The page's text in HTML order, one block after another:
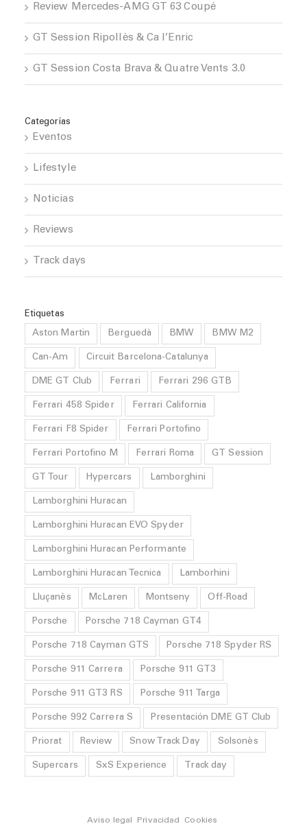
Review Mercedes-AMG GT 63 Coupé
GT Session Ripollès & Ca l’Enric
GT Session Costa Brava & Quatre Vents 3.0
Categorías
Eventos
Lifestyle
Noticias
Reviews
Track days
Etiquetas
Aston Martin Berguedà BMW BMW M2
Can-Am Circuit Barcelona-Catalunya
DME GT Club Ferrari Ferrari 296 GTB
Ferrari 458 Spider Ferrari California
Ferrari F8 Spider Ferrari Portofino
Ferrari Portofino M Ferrari Roma GT Session
GT Tour Hypercars Lamborghini
Lamborghini Huracan
Lamborghini Huracan EVO Spyder
Lamborghini Huracan Performante
Lamborghini Huracan Tecnica Lamborhini
Lluçanès McLaren Montseny Off-Road
Porsche Porsche 718 Cayman GT4
Porsche 718 Cayman GTS Porsche 718 Spyder RS
Porsche 911 Carrera Porsche 911 GT3
Porsche 911 GT3 RS Porsche 911 Targa
Porsche 992 Carrera S Presentación DME GT Club
Priorat Review Snow Track Day Solsonès
Supercars SxS Experience Track day
Aviso legal Privacidad Cookies